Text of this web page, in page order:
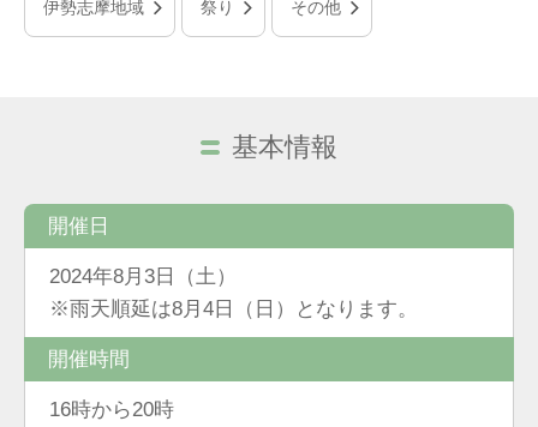
伊勢志摩地域 祭り その他
基本情報
開催日
2024年8月3日（土）
※雨天順延は8月4日（日）となります。
開催時間
16時から20時